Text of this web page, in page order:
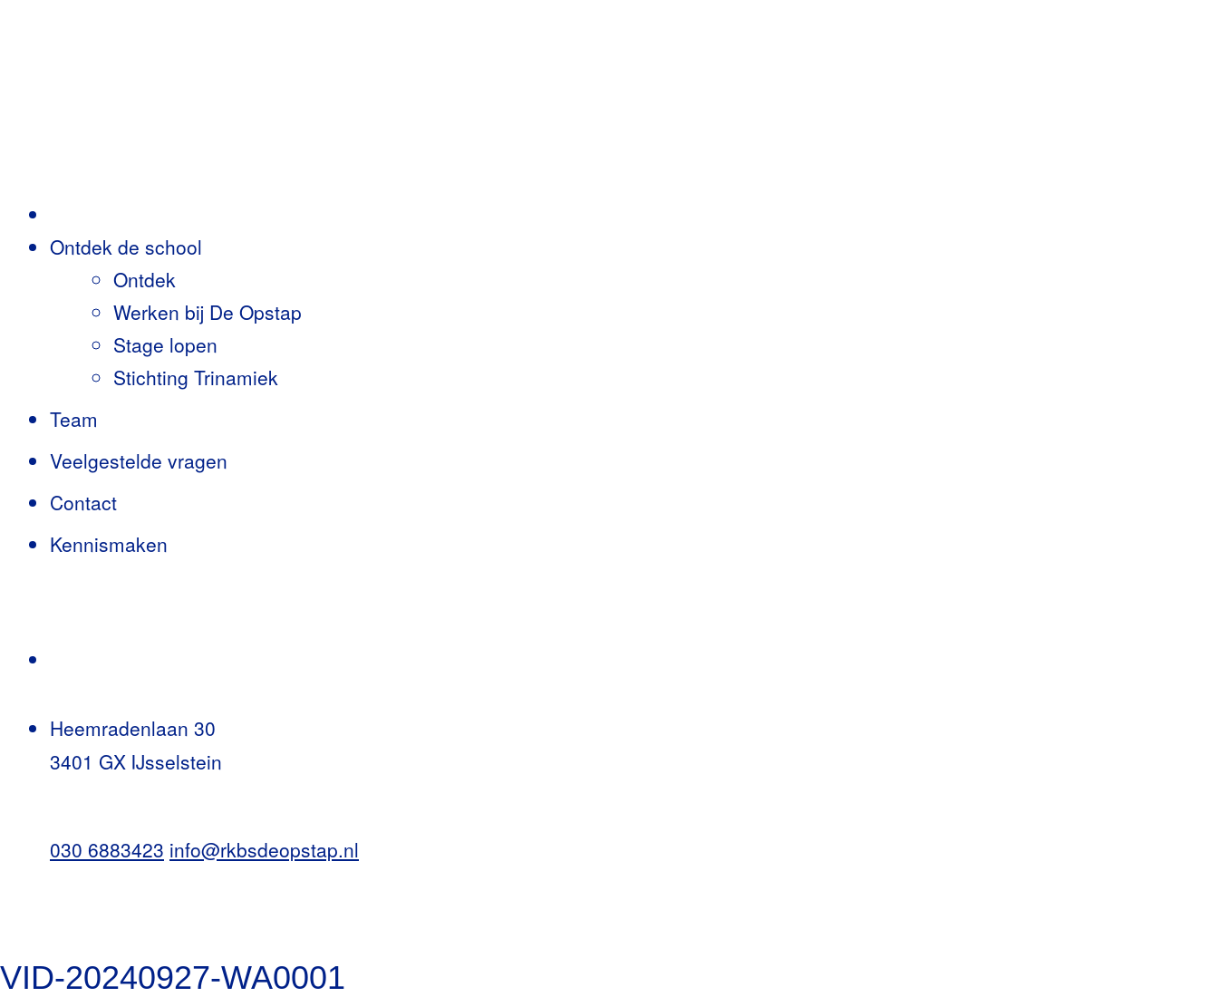
Ontdek de school
Ontdek
Werken bij De Opstap
Stage lopen
Stichting Trinamiek
Team
Veelgestelde vragen
Contact
Kennismaken
Heemradenlaan 30
3401 GX IJsselstein
030 6883423 info@rkbsdeopstap.nl
VID-20240927-WA0001